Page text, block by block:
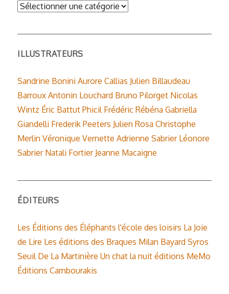
Catégories
ILLUSTRATEURS
Sandrine Bonini Aurore Callias Julien Billaudeau
Barroux Antonin Louchard Bruno Pilorget Nicolas
Wintz Éric Battut Phicil Frédéric Rébéna Gabriella
Giandelli Frederik Peeters Julien Rosa Christophe
Merlin Véronique Vernette Adrienne Sabrier Léonore
Sabrier Natali Fortier Jeanne Macaigne
ÉDITEURS
Les Éditions des Éléphants l'école des loisirs La Joie
de Lire Les éditions des Braques Milan Bayard Syros
Seuil De La Martinière Un chat la nuit éditions MeMo
Éditions Cambourakis